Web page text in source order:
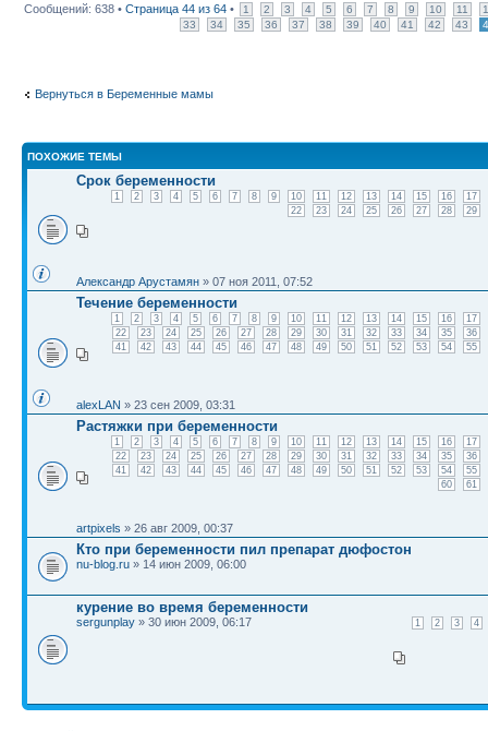
Сообщений: 638 • Страница 44 из 64 • 1 2 3 4 5 6 7 8 9 10 11
33
34 35 36 37 38 39 40 41 42 43
Вернуться в Беременные мамы
ПОХОЖИЕ ТЕМЫ
Срок беременности
1 2 3 4 5 6 7 8 9 10 11 12 13 14 15 16
17
22
23 24 25 26 27 28 29
Александр Арустамян » 07 ноя 2011, 07:52
Течение беременности
1 2 3 4 5 6 7 8 9 10 11 12 13 14 15 16
17
22
23 24 25 26 27 28 29 30 31 32 33 34 35
36
41
42 43 44 45 46 47 48 49 50 51 52 53 54 55
alexLAN » 23 сен 2009, 03:31
Растяжки при беременности
1 2 3 4 5 6 7 8 9 10 11 12 13 14 15 16
17
22
23 24 25 26 27 28 29 30 31 32 33 34 35
36
41
42 43 44 45 46 47 48 49 50 51 52 53 54
55
60
61
artpixels » 26 авг 2009, 00:37
Кто при беременности пил препарат дюфостон
nu-blog.ru » 14 июн 2009, 06:00
курение во время беременности
1 2 3 4
sergunplay » 30 июн 2009, 06:17